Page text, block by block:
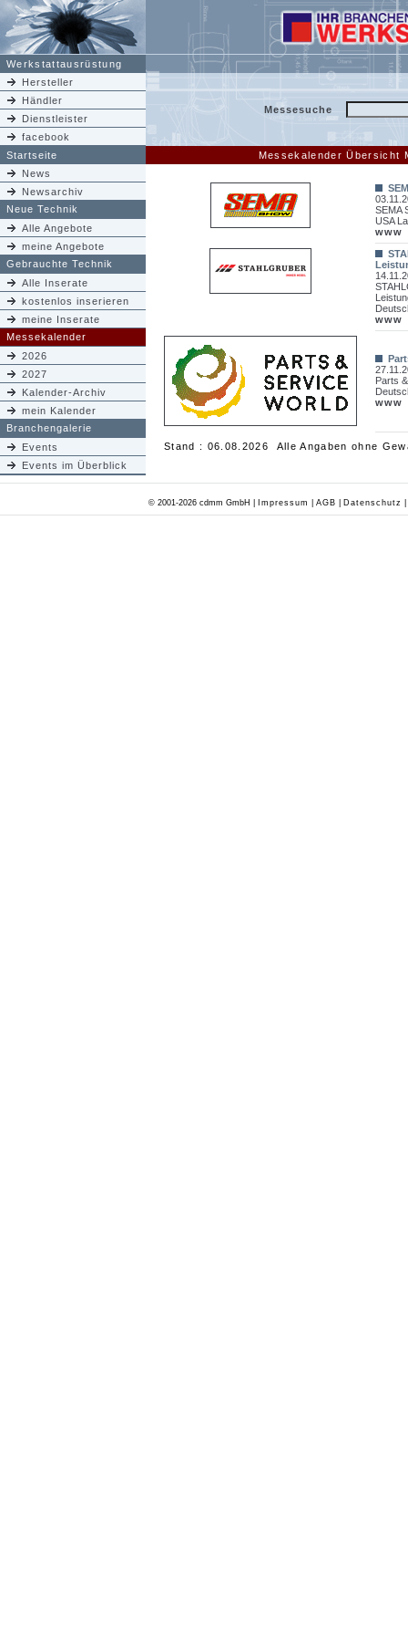
Werkstattausrüstung
Hersteller
Händler
Dienstleister
facebook
Messesuche
Startseite
Messekalender Übersicht
News
Newsarchiv
Neue Technik
Alle Angebote
meine Angebote
Gebrauchte Technik
Alle Inserate
kostenlos inserieren
meine Inserate
Messekalender
2026
2027
Kalender-Archiv
mein Kalender
Branchengalerie
Events
Events im Überblick
SEMA
USA
www
www
Parts
www
Stand : 06.08.2026 Alle Angaben ohne
© 2001-2026 cdmm GmbH | Impressum AGB Datenschutz